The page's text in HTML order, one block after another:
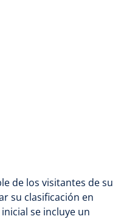
de los visitantes de su
su clasificación en
se incluye un